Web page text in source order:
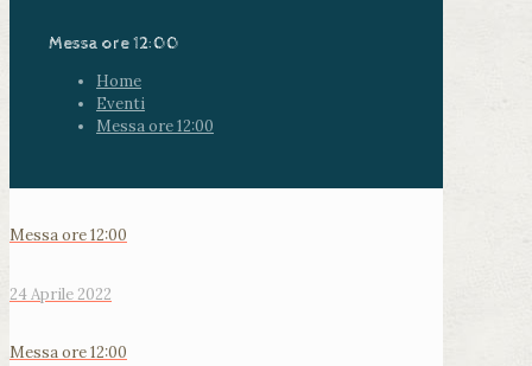
Messa ore 12:00
Home
Eventi
Messa ore 12:00
Messa ore 12:00
24 Aprile 2022
Messa ore 12:00